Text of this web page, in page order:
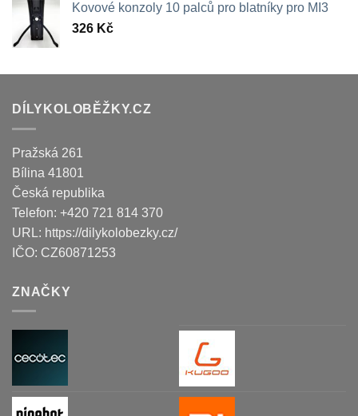
Kovové konzoly 10 palců pro blatníky pro MI3
326 Kč
DÍLYKOLOBĚŽKY.CZ
Pražská 261
Bílina 41801
Česká republika
Telefon: +420 721 814 370
URL: https://dilykolobezky.cz/
IČO: CZ60871253
ZNAČKY